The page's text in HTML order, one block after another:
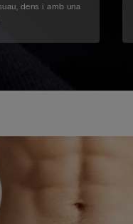
dens i amb una